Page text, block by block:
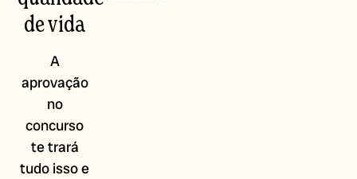
de vida
A
aprovação
no
concurso
te trará
tudo isso e